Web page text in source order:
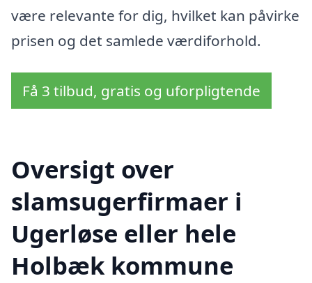
være relevante for dig, hvilket kan påvirke
prisen og det samlede værdiforhold.
Få 3 tilbud, gratis og uforpligtende
Oversigt over
slamsugerfirmaer i
Ugerløse eller hele
Holbæk kommune